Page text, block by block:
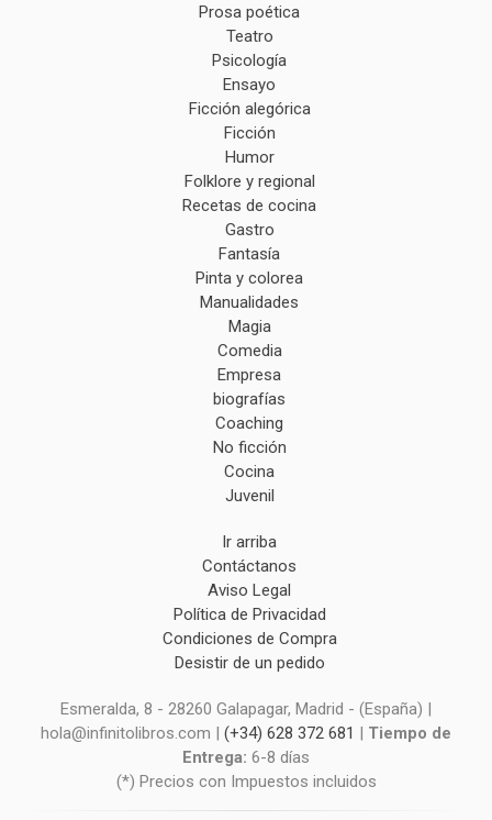
Prosa poética
Teatro
Psicología
Ensayo
Ficción alegórica
Ficción
Humor
Folklore y regional
Recetas de cocina
Gastro
Fantasía
Pinta y colorea
Manualidades
Magia
Comedia
Empresa
biografías
Coaching
No ficción
Cocina
Juvenil
Ir arriba
Contáctanos
Aviso Legal
Política de Privacidad
Condiciones de Compra
Desistir de un pedido
Esmeralda, 8 - 28260 Galapagar, Madrid - (España) |
hola@infinitolibros.com | (+34) 628 372 681 | Tiempo de
Entrega: 6-8 días
(*) Precios con Impuestos incluidos